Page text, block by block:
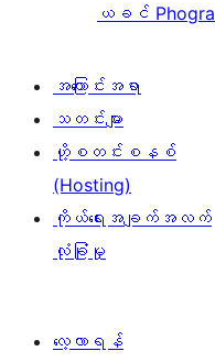
ယခင် Phogra
အကြောင်းအရာ
သတင်းများ
ဟို့စတင်းစနစ်
(Hosting)
ကိုယ်ရေးအချက်အလက်
လုံခြုံမှု
လေ့လာရန်